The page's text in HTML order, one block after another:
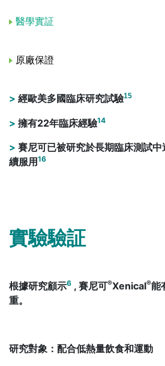
醫學實証
原廠保證
> 經歐美多國臨床研究試驗15
> 擁有22年臨床經驗14
> 賽尼可已被研究於長期臨床測試
續服用 16
實驗驗証
根據研究顧示6 , 賽尼可®Xenical®能
重。
研究對象：配合低熱量飲食和運動